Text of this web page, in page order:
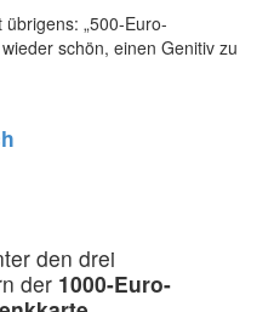
„500-Euro-
schön, einen Genitiv zu
den drei
der 1000-Euro-